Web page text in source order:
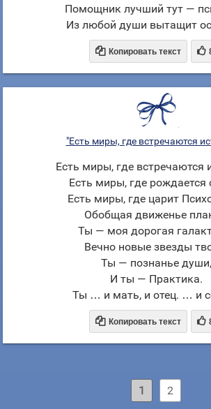
Помощник лучший тут —
Из любой души вытащит
 Копировать текст 
"Есть миры, где встречаются
Есть миры, где встречаются
Есть миры, где рождается
Есть миры, где царит
Обобщая движенье
Ты — моя дорогая
Вечно новые звезды
Ты — познанье души,
И ты — Практика.
Ты … и мать, и отец. … и
 Копировать текст 
1 2